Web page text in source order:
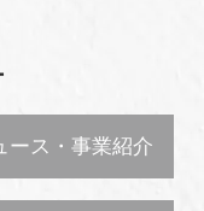
ース・事業紹介